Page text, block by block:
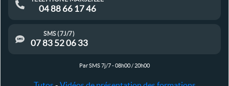
04 88 66 17 46
SMS (7J/7)
07 83 52 06 33
Par SMS 7j/7 - 08h00 / 20h00